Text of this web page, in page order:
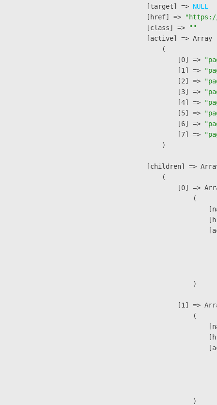
            [target] =>
NULL
            [href] =>
            [class] =>
""
            [active] => Array
                (
                    [0] =>
                    [1] =>
                    [2] =>
                    [3] =>
                    [4] =>
                    [5] =>
                    [6] =>
                    [7] =>
                )
[children] =>
                (
[0] =>
                        (
                        )
[1] =>
                        (
                        )